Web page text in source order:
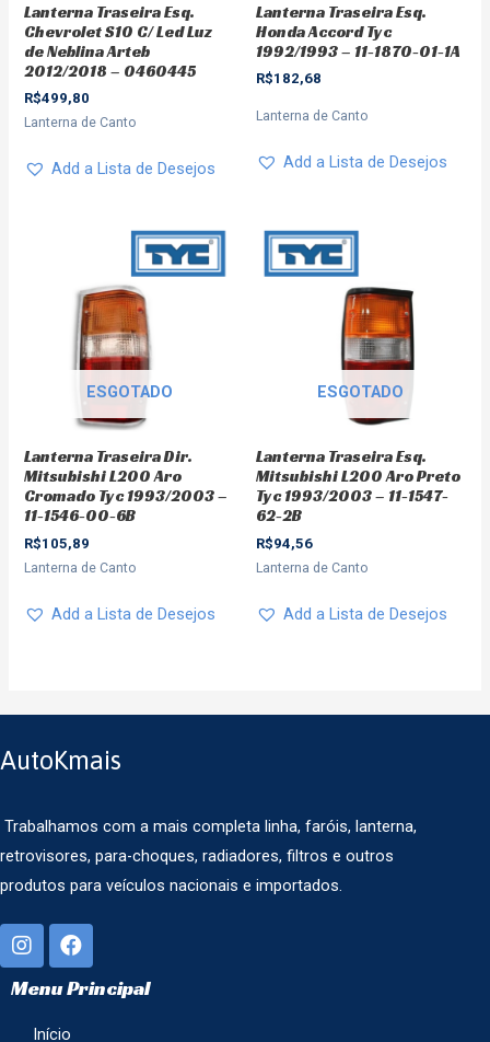
Lanterna Traseira Esq.
Chevrolet S10 C/ Led Luz
de Neblina Arteb
2012/2018 – 0460445
R$499,80
Lanterna de Canto
Add a Lista de Desejos
Lanterna Traseira Esq.
Honda Accord Tyc
1992/1993 – 11-1870-01-1A
R$182,68
Lanterna de Canto
Add a Lista de Desejos
ESGOTADO
Lanterna Traseira Dir.
Mitsubishi L200 Aro
Cromado Tyc 1993/2003 –
11-1546-00-6B
R$105,89
Lanterna de Canto
Add a Lista de Desejos
ESGOTADO
Lanterna Traseira Esq.
Mitsubishi L200 Aro Preto
Tyc 1993/2003 – 11-1547-
62-2B
R$94,56
Lanterna de Canto
Add a Lista de Desejos
AutoKmais
Trabalhamos com a mais completa linha, faróis, lanterna,
retrovisores, para-choques, radiadores, filtros e outros
produtos para veículos nacionais e importados.
Menu Principal
Início